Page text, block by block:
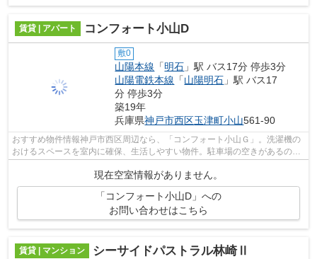
賃貸 | アパート コンフォート小山D
敷0
山陽本線 「明石 」駅 バス17分 停歩3分
山陽電鉄本線 「山陽明石 」駅 バス17
分 停歩3分
築19年
兵庫県神戸市西区玉津町小山561-90
おすすめ物件情報神戸市西区周辺なら、「コンフォート小山Ｇ」。洗濯機の
おけるスペースを室内に確保、生活しやすい物件。駐車場の空きがあるの
で、他で駐車場を契約する必要がありま...
現在空室情報がありません。
「コンフォート小山D」への
お問い合わせはこちら
賃貸 | マンション シーサイドパストラル林崎Ⅱ